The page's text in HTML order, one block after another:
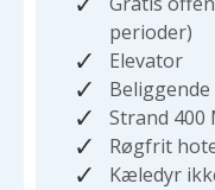
perioder)
Elevator
Strand 400
Røgfrit
Kæledyr